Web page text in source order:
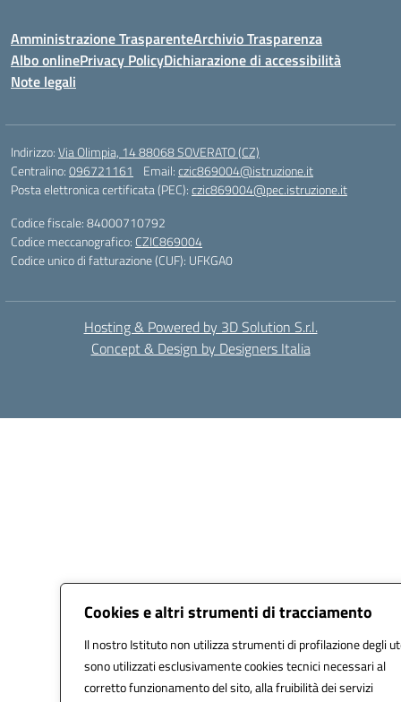
Cookies e altri strumenti di tracciamento
Il nostro Istituto non utilizza strumenti di profilazione degli
sono utilizzati esclusivamente cookies tecnici necessari al
corretto funzionamento del sito, alla fruibilità dei servizi
Amministrazione TrasparenteArchivio Trasparenza
Albo onlinePrivacy PolicyDichiarazione di accessibilità
Note legali
Indirizzo:Via Olimpia, 14 88068 SOVERATO (CZ)
Centralino:096721161 Email:czic869004@istruzione.it
Posta elettronica certificata (PEC):czic869004@pec.istruzione.it
Codice fiscale: 84000710792
Codice meccanografico: CZIC869004
Codice unico di fatturazione (CUF): UFKGA0
Hosting & Powered by 3D Solution S.r.l.
Concept & Design by Designers Italia